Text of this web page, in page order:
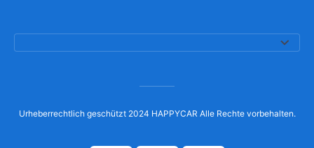
Urheberrechtlich geschützt 2024 HAPPYCAR Alle Rechte vorbehalten.